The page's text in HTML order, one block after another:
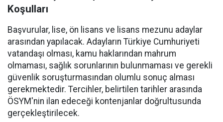
Koşulları
Başvurular, lise, ön lisans ve lisans mezunu adaylar
arasından yapılacak. Adayların Türkiye Cumhuriyeti
vatandaşı olması, kamu haklarından mahrum
olmaması, sağlık sorunlarının bulunmaması ve gerekli
güvenlik soruşturmasından olumlu sonuç alması
gerekmektedir. Tercihler, belirtilen tarihler arasında
ÖSYM'nin ilan edeceği kontenjanlar doğrultusunda
gerçekleştirilecek.